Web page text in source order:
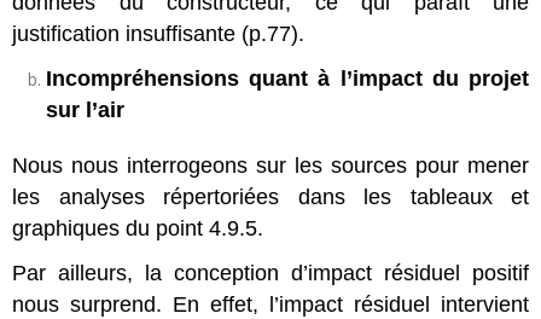
justification insuffisante (p.77).
Incompréhensions quant à l’impact du projet
sur l’air
Nous nous interrogeons sur les sources pour mener
les analyses répertoriées dans les tableaux et
graphiques du point 4.9.5.
Par ailleurs, la conception d’impact résiduel positif
nous surprend. En effet, l’impact résiduel intervient